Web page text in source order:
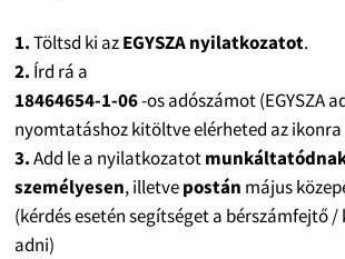
1.Töltsd ki azEGYSZA nyilatkozatot.
2. Írd rá a
18464654-1-06-os adószámot (EGYSZA
nyomtatáshoz kitöltve elérheted az
3.Add le a nyilatkozatot
személyesen, illetvepostán május
(kérdés esetén segítséget a bérszámfejtő
adni)